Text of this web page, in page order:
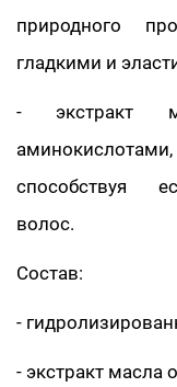
природного
гладкими и
- экстракт
способствуя
волос.
Состав:
-
- экстракт масла